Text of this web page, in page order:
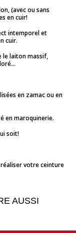
(avec ou sans
en cuir!
intemporel et
cuir.
le laiton massif,
en zamac ou en
en maroquinerie.
soit!
votre ceinture
AUSSI